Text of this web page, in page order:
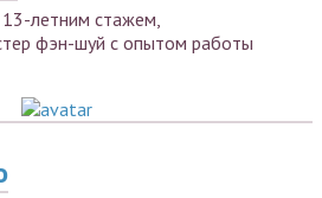
13-летним стажем,
фэн-шуй с опытом работы